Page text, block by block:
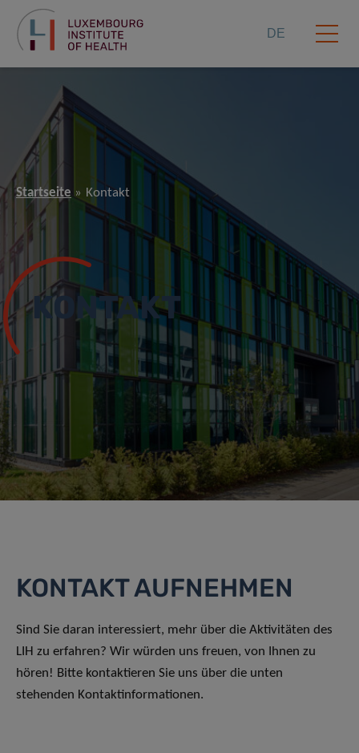
DE
Startseite Kontakt
KONTAKT
KONTAKT AUFNEHMEN
Sind Sie daran interessiert, mehr über die Aktivitäten des
LIH zu erfahren? Wir würden uns freuen, von Ihnen zu
hören! Bitte kontaktieren Sie uns über die unten
stehenden Kontaktinformationen.